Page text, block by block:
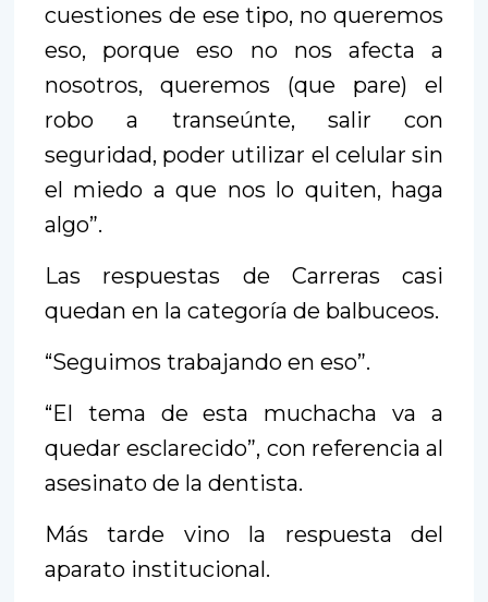
cuestiones de ese tipo, no queremos
eso, porque eso no nos afecta a
nosotros, queremos (que pare) el
robo a transeúnte, salir con
seguridad, poder utilizar el celular sin
el miedo a que nos lo quiten, haga
algo”.
Las respuestas de Carreras casi
quedan en la categoría de balbuceos.
“Seguimos trabajando en eso”.
“El tema de esta muchacha va a
quedar esclarecido”, con referencia al
asesinato de la dentista.
Más tarde vino la respuesta del
aparato institucional.